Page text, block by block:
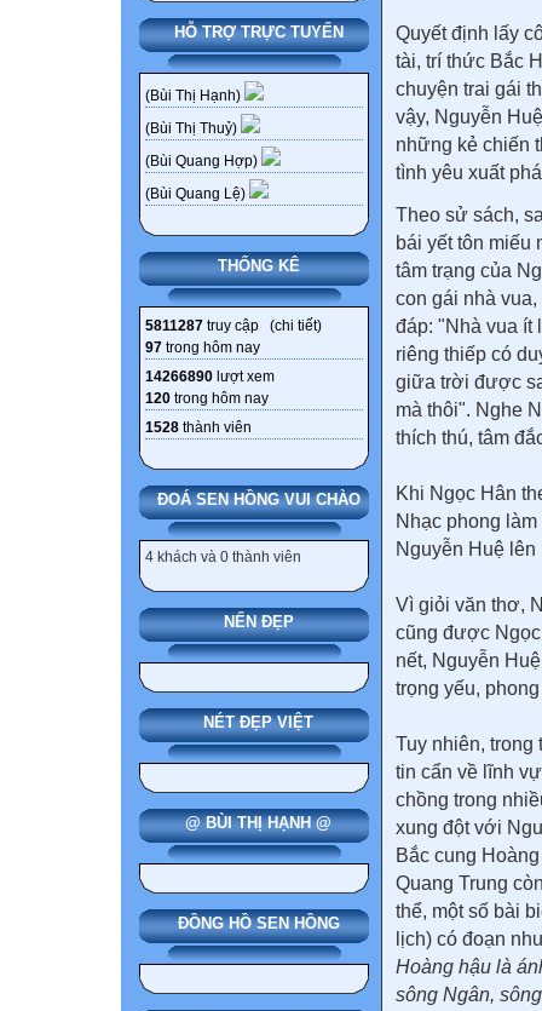
HỖ TRỢ TRỰC TUYẾN
(Bùi Thị Hạnh)
(Bùi Thị Thuỷ)
(Bùi Quang Hợp)
(Bùi Quang Lệ)
THỐNG KÊ
5811287 truy cập (chi tiết)
97 trong hôm nay
14266890 lượt xem
120 trong hôm nay
1528 thành viên
ĐOÁ SEN HỒNG VUI CHÀO
4 khách và 0 thành viên
NẾN ĐẸP
NÉT ĐẸP VIỆT
@ BÙI THỊ HẠNH @
ĐỒNG HỒ SEN HỒNG
Quyết định lấy
tài, trí thức Bắc
chuyện trai gái
vậy, Nguyễn
những kẻ chiến
tình yêu xuất
Theo sử sách,
bái yết tôn
tâm trạng của
con gái nhà
đáp: "Nhà vua ít
riêng thiếp có
giữa trời được
mà thôi". Nghe
thích thú, tâm
Khi Ngọc Hân
Nhạc phong
Nguyễn Huệ
Vì giỏi văn thơ,
cũng được
nết, Nguyễn
trọng yếu,
Tuy nhiên,
tin cẩn về lĩnh
chồng trong
xung đột với
Bắc cung
Quang Trung
thể, một số bài
lịch) có đoạn
Hoàng hậu là
sông Ngân,